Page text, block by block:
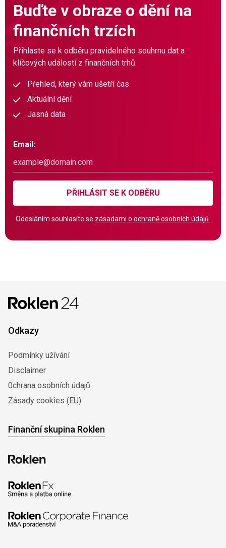
Buďte v obraze o dění na
finančních trzích
Přihlaste se k odběru pravidelného souhrnu dat a
klíčových událostí z finančních trhů.
Přehled, který vám ušetří čas
Aktuální dění
Jasná data
Email:
PŘIHLÁSIT SE K ODBĚRU
Odesláním souhlasíte se zásadami o ochraně osobních údajů.
Odkazy
Podmínky užívání
Disclaimer
0chrana osobních údajů
Zásady cookies (EU)
Finanční skupina Roklen